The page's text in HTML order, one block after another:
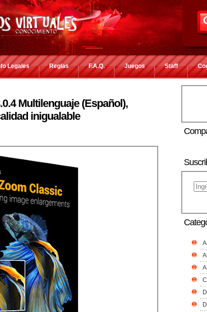
Legales Reglas F.A.Q. Juegos Staff
Multilenguaje (Español),
inigualable